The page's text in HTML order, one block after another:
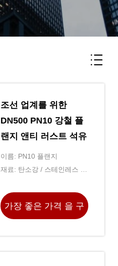
조선 업계를 위한
DN500 PN10 강철 플
랜지 앤티 러스트 석유
이름: PN10 플랜지
재료: 탄소강 / 스테인레스 강
가장 좋은 가격 을 구